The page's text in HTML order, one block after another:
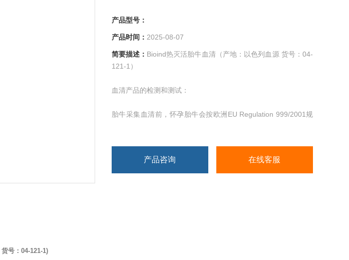
产品型号：
产品时间： 2025-08-07
简要描述： Bioind热灭活胎牛血清（产地：以色列血源 货号：04-
121-1）
血清产品的检测和测试：
胎牛采集血清前，怀孕胎牛会按欧洲EU Regulation 999/2001规
产品咨询 在线客服
货号： 04-121-1)